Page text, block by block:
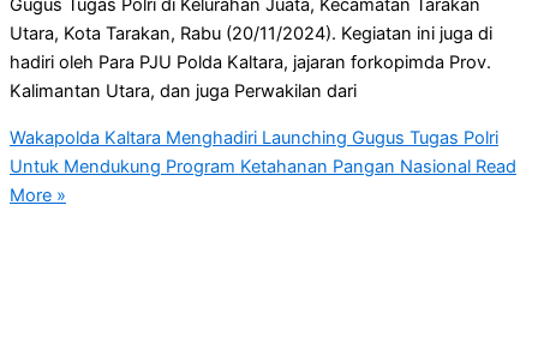
Gugus Tugas Polri di Kelurahan Juata, Kecamatan Tarakan
Utara, Kota Tarakan, Rabu (20/11/2024). Kegiatan ini juga di
hadiri oleh Para PJU Polda Kaltara, jajaran forkopimda Prov.
Kalimantan Utara, dan juga Perwakilan dari
Wakapolda Kaltara Menghadiri Launching Gugus Tugas Polri
Untuk Mendukung Program Ketahanan Pangan Nasional Read
More »